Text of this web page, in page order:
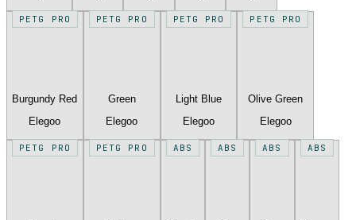
PETG PRO
Burgundy Red
Elegoo
PETG PRO
Green
Elegoo
PETG PRO
Light Blue
Elegoo
PETG PRO
Olive Green
Elegoo
PETG PRO PETG PRO ABS ABS ABS ABS